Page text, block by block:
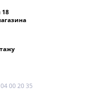
18
00 20 35